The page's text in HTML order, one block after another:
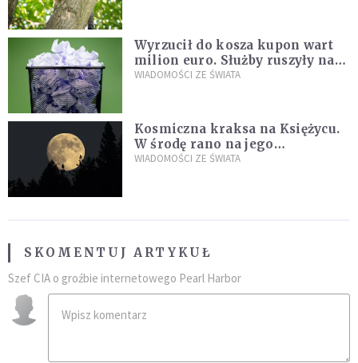
Wyrzucił do kosza kupon wart
milion euro. Służby ruszyły na
poszukiwania
WIADOMOŚCI ZE ŚWIATA
Kosmiczna kraksa na Księżycu.
W środę rano na jego
powierzchni dojdzie do
WIADOMOŚCI ZE ŚWIATA
SKOMENTUJ ARTYKUŁ
Szef CIA o groźbie internetowego Pearl Harbor